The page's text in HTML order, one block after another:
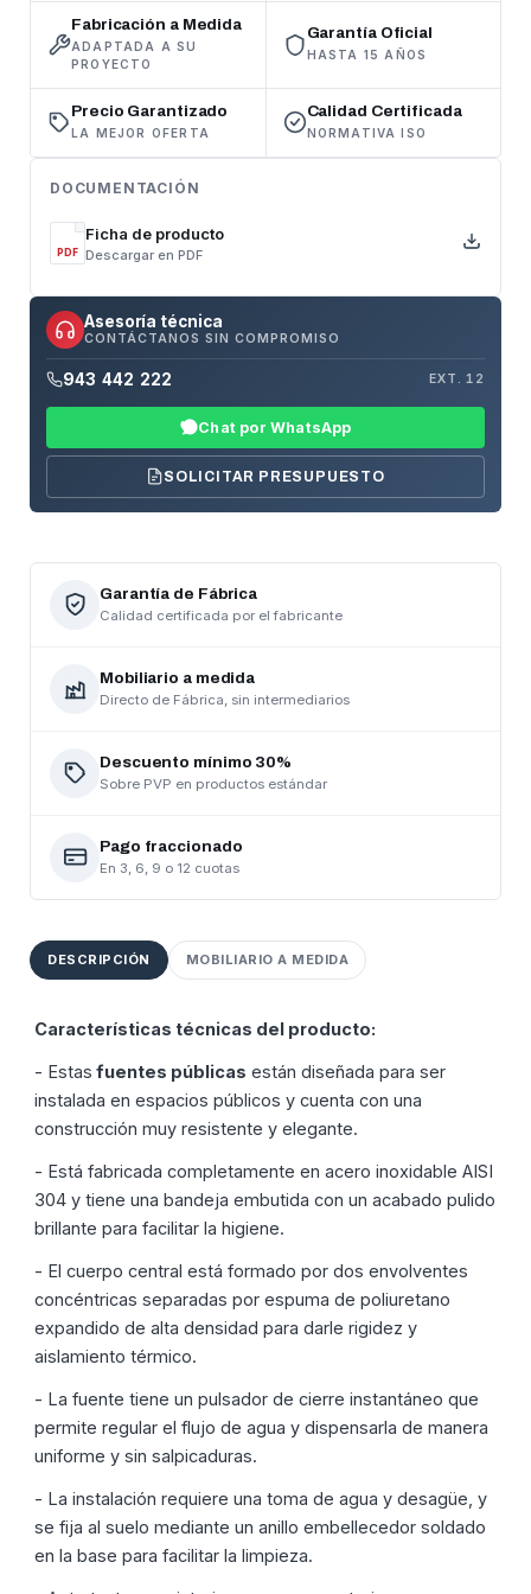
Fabricación a Medida
ADAPTADA A SU
PROYECTO
Garantía Oficial
HASTA 15 AÑOS
Precio Garantizado
LA MEJOR OFERTA
Calidad Certificada
NORMATIVA ISO
DOCUMENTACIÓN
PDF
Ficha de producto
Descargar en PDF
Asesoría técnica
CONTÁCTANOS SIN COMPROMISO
943 442 222 EXT. 12
Chat por WhatsApp
SOLICITAR PRESUPUESTO
Garantía de Fábrica
Calidad certificada por el fabricante
Mobiliario a medida
Directo de Fábrica, sin intermediarios
Descuento mínimo 30%
Sobre PVP en productos estándar
Pago fraccionado
En 3, 6, 9 o 12 cuotas
DESCRIPCIÓN MOBILIARIO A MEDIDA
Características técnicas del producto:
- Estas fuentes públicas están diseñada para ser
instalada en espacios públicos y cuenta con una
construcción muy resistente y elegante.
- Está fabricada completamente en acero inoxidable AISI
304 y tiene una bandeja embutida con un acabado pulido
brillante para facilitar la higiene.
- El cuerpo central está formado por dos envolventes
concéntricas separadas por espuma de poliuretano
expandido de alta densidad para darle rigidez y
aislamiento térmico.
- La fuente tiene un pulsador de cierre instantáneo que
permite regular el flujo de agua y dispensarla de manera
uniforme y sin salpicaduras.
- La instalación requiere una toma de agua y desagüe, y
se fija al suelo mediante un anillo embellecedor soldado
en la base para facilitar la limpieza.